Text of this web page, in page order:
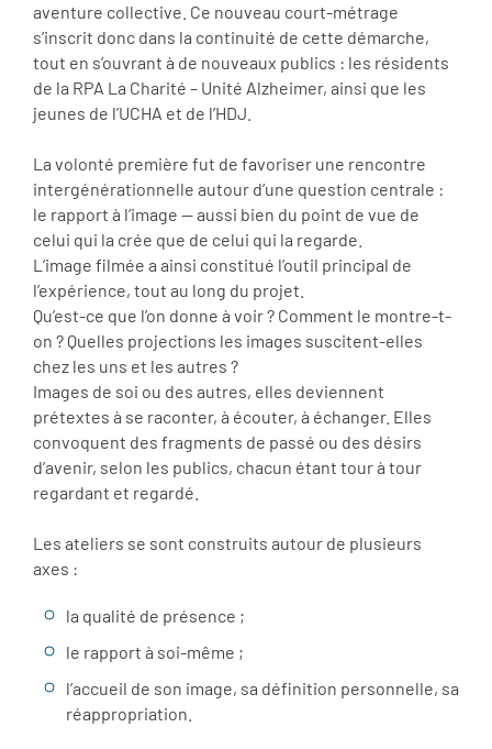
aventure collective. Ce nouveau court-métrage
s’inscrit donc dans la continuité de cette démarche,
tout en s’ouvrant à de nouveaux publics : les résidents
de la RPA La Charité – Unité Alzheimer, ainsi que les
jeunes de l’UCHA et de l’HDJ.
La volonté première fut de favoriser une rencontre
intergénérationnelle autour d’une question centrale :
le rapport à l’image — aussi bien du point de vue de
celui qui la crée que de celui qui la regarde.
L’image filmée a ainsi constitué l’outil principal de
l’expérience, tout au long du projet.
Qu’est-ce que l’on donne à voir ? Comment le montre-t-
on ? Quelles projections les images suscitent-elles
chez les uns et les autres ?
Images de soi ou des autres, elles deviennent
prétextes à se raconter, à écouter, à échanger. Elles
convoquent des fragments de passé ou des désirs
d’avenir, selon les publics, chacun étant tour à tour
regardant et regardé.
Les ateliers se sont construits autour de plusieurs
axes :
la qualité de présence ;
le rapport à soi-même ;
l’accueil de son image, sa définition personnelle, sa
réappropriation.